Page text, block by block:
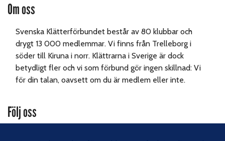
Om oss
Svenska Klätterförbundet består av 80 klubbar och
drygt 13 000 medlemmar. Vi finns från Trelleborg i
söder till Kiruna i norr. Klättrarna i Sverige är dock
betydligt fler och vi som förbund gör ingen skillnad: Vi
för din talan, oavsett om du är medlem eller inte.
Följ oss